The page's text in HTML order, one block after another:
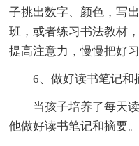
子挑出数字、颜色，写
班，或者练习书法教材
提高注意力，慢慢把好
6、做好读书笔记和
当孩子培养了每天读
他做好读书笔记和摘要。